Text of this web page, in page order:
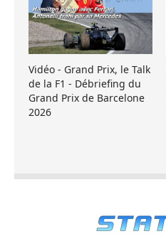
Vidéo - Grand Prix, le Talk
de la F1 - Débriefing du
Grand Prix de Barcelone
2026